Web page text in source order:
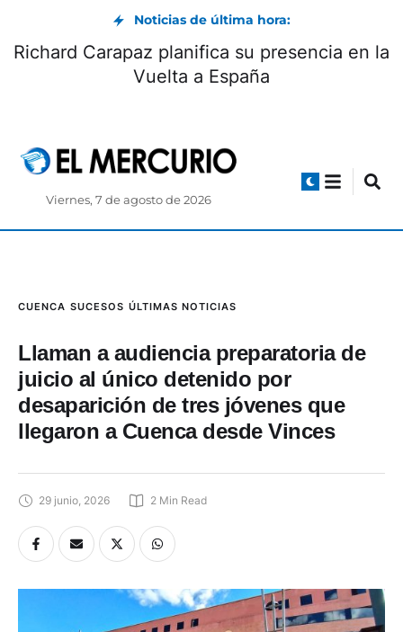
Noticias de última hora:
Richard Carapaz planifica su presencia en la
Vuelta a España
Viernes, 7 de agosto de 2026
CUENCA SUCESOS ÚLTIMAS NOTICIAS
Llaman a audiencia preparatoria de
juicio al único detenido por
desaparición de tres jóvenes que
llegaron a Cuenca desde Vinces
29 junio, 2026 2 Min Read